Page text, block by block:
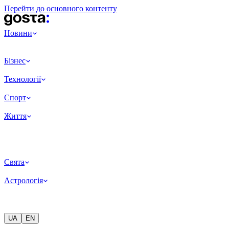
Перейти до основного контенту
Новини
Бізнес
Технології
Спорт
Життя
Свята
Астрологія
UA EN